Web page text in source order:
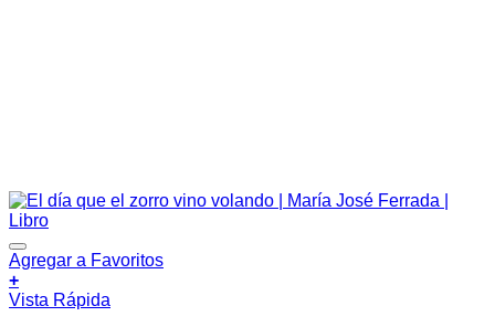
Agregar a Favoritos
+
Vista Rápida